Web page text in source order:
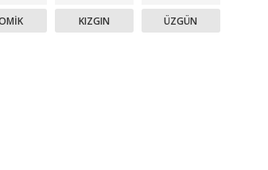
KIZGIN ÜZGÜN